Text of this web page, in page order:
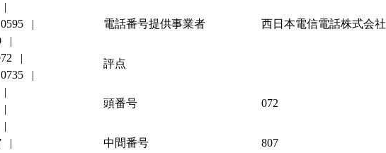
電話番号提供事業者 西日本電信電話株式会社
評点
頭番号 072
中間番号 807
0595
0735